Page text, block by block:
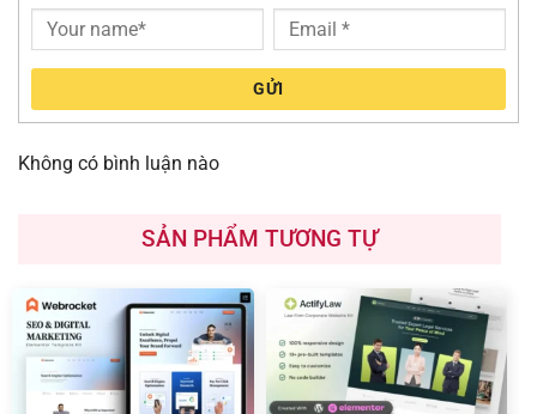
GỬI
Không có bình luận nào
SẢN PHẨM TƯƠNG TỰ